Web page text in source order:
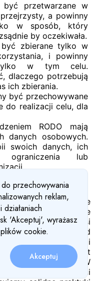
być przetwarzane w
a powinny
w sposób, który
by oczekiwała.
zbierane tylko w
i powinny
tylko w tym celu.
dlaczego potrzebują
ich zbierania.
być przechowywane
do realizacji celu, dla
RODO mają
danych osobowych.
swoich danych, ich
ograniczenia lub
ważne?
dotyczące
dane osobowe
Podnosi
zasad
prawa i
Poza tym jest
do zrobienia. W
prywatności
przechowywania
reklam,
'Akceptuj', wyrażasz
cookie.
Akceptuj